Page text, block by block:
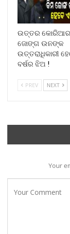
ଉତ୍ତର କୋରିଆର
ଜୋଙ୍ଗ ଉନଙ୍କ
ଉତ୍ତରାଧିକାରୀ
ବର୍ଷର ଝିଅ !
PREV NEXT
Your